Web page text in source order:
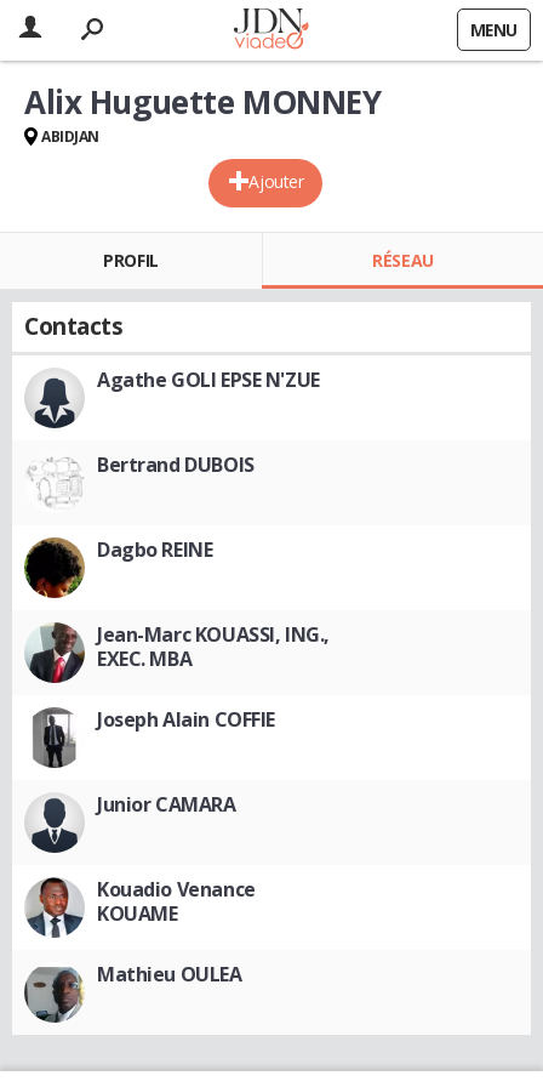
MENU
Ajouter
Alix Huguette MONNEY
ABIDJAN
PROFIL RÉSEAU
Contacts
Agathe GOLI EPSE N'ZUE
Bertrand DUBOIS
Dagbo REINE
Jean-Marc KOUASSI, ING.,
EXEC. MBA
Joseph Alain COFFIE
Junior CAMARA
Kouadio Venance
KOUAME
Mathieu OULEA